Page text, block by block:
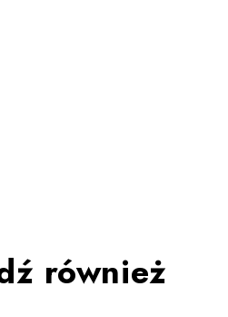
również